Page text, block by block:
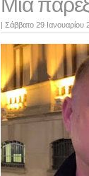
| Σάββατο 29 Ιανουαρίου